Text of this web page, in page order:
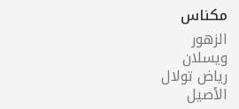
مكناس
الزهور
ويسلان
رياض تولال
الأصيل